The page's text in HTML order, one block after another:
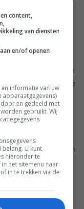
merken gezien
in drie schijnen te
Pio
uit
nogal wat voeten in
(!) ingediend
de ontwerper is
Normaal
precies hetzelfde
content,
van diensten
en/of openen
informatie van uw
apparaatgegevens)
en gedeeld met
gebruikt. Wij
U kunt
hieronder te
het sitemenu naar
in te trekken via de